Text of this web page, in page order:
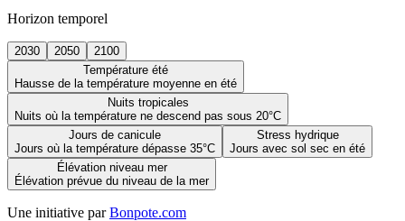
Horizon temporel
2030 2050
2100
Température été
Hausse de la température moyenne en été
Nuits tropicales
Nuits où la température ne descend pas sous 20°C
Jours de canicule
Jours où la température dépasse 35°C
Stress hydrique
Jours avec sol sec en été
Élévation niveau mer
Élévation prévue du niveau de la mer
Une initiative par Bonpote.com